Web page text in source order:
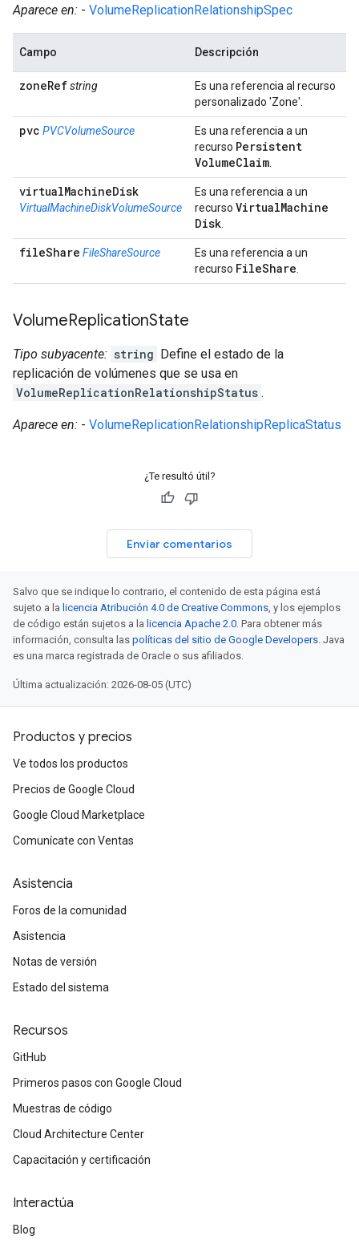
Aparece en: - VolumeReplicationRelationshipSpec
Campo Descripción
zoneRefstring
Es una referencia al recurso
personalizado 'Zone'.
pvc PVCVolumeSource
Es una referencia a un
recurso Persistent
VolumeClaim
virtualMachineDisk
VirtualMachineDiskVolumeSource
Es una referencia a un
recurso VirtualMachine
Disk
fileShare FileShareSource
Es una referencia a un
recurso FileShare
VolumeReplicationState
Tipo subyacente: string Define el estado de la
replicación de volúmenes que se usa en
VolumeReplicationRelationshipStatus .
Aparece en: - VolumeReplicationRelationshipReplicaStatus
¿Te resultó útil?
Enviar comentarios
Salvo que se indique lo contrario, el contenido de esta página está
sujeto a la licencia Atribución 4.0 de Creative Commons, y los ejemplos
de código están sujetos a la licencia Apache 2.0. Para obtener más
información, consulta las políticas del sitio de Google Developers. Java
es una marca registrada de Oracle o sus afiliados.
Última actualización: 2026-08-05 (UTC)
Productos y precios
Ve todos los productos
Precios de Google Cloud
Google Cloud Marketplace
Comunícate con Ventas
Asistencia
Foros de la comunidad
Asistencia
Notas de versión
Estado del sistema
Recursos
GitHub
Primeros pasos con Google Cloud
Muestras de código
Cloud Architecture Center
Capacitación y certificación
Interactúa
Blog